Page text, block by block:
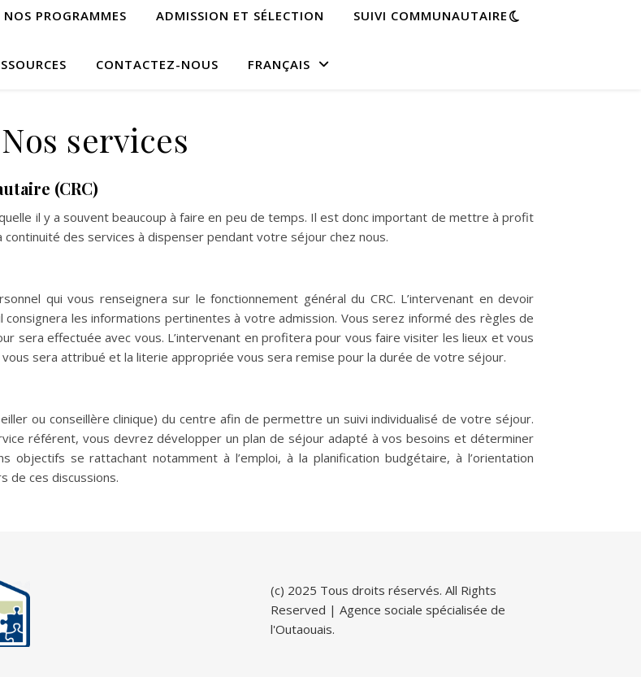
NOS PROGRAMMES ADMISSION ET SÉLECTION SUIVI COMMUNAUTAIRE
CONTACTEZ-NOUS FRANÇAIS
Nos services
(CRC)
il y a souvent beaucoup à faire en peu de temps. Il est donc important de mettre à profit
des services à dispenser pendant votre séjour chez nous.
qui vous renseignera sur le fonctionnement général du CRC. L’intervenant en devoir
consignera les informations pertinentes à votre admission. Vous serez informé des règles de
sera effectuée avec vous. L’intervenant en profitera pour vous faire visiter les lieux et vous
sera attribué et la literie appropriée vous sera remise pour la durée de votre séjour.
ou conseillère clinique) du centre afin de permettre un suivi individualisé de votre séjour.
référent, vous devrez développer un plan de séjour adapté à vos besoins et déterminer
se rattachant notamment à l’emploi, à la planification budgétaire, à l’orientation
de ces discussions.
(c) 2025 Tous droits réservés. All Rights
Reserved | Agence sociale spécialisée de
l'Outaouais.